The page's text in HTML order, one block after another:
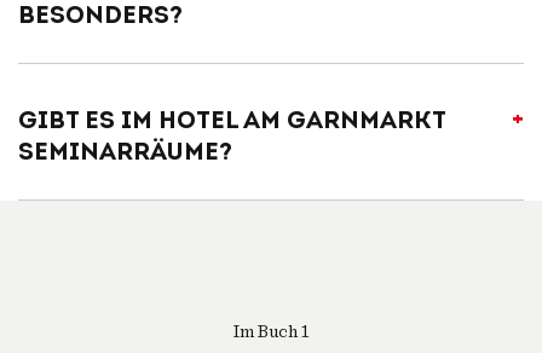
besonders?
Gibt es im Hotel am Garnmarkt
Seminarräume?
Im Buch 1